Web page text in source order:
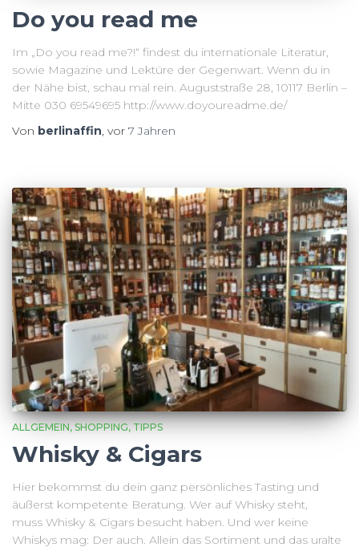
Do you read me
Im „Do you read me?!“ findest du internationale Literatur,
sowie Magazine und Lektüre der Gegenwart. Wenn du in
der Nähe bist, schau mal rein. Auguststraße 28, 10117 Berlin –
Mitte 030 69549695 http://www.doyoureadme.de/
Von berlinaffin, vor 7 Jahren
ALLGEMEIN SHOPPING TIPPS
Whisky & Cigars
Hier bekommst du dein ganz persönliches Tasting und
äußerst kompetente Beratung. Wer auf Whisky steht,
muss Whisky & Cigars besucht haben. Und wer keine
Whiskys mag: Der auch. Allein das Sortiment und das uralte